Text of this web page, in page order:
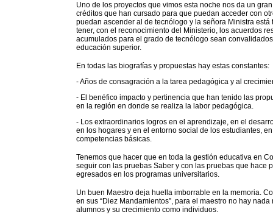
Uno de los proyectos que vimos esta noche nos da un
créditos que han cursado para que puedan acceder con
puedan ascender al de tecnólogo y la señora Ministra
tener, con el reconocimiento del Ministerio, los acuerdos
acumulados para el grado de tecnólogo sean
educación superior.
En todas las biografías y propuestas hay estas constantes:
- Años de consagración a la tarea pedagógica y al
- El benéfico impacto y pertinencia que han tenido las
en la región en donde se realiza la labor pedagógica.
- Los extraordinarios logros en el aprendizaje, en el
en los hogares y en el entorno social de los estudiantes,
competencias básicas.
Tenemos que hacer que en toda la gestión educativa en
seguir con las pruebas Saber y con las pruebas que hace
egresados en los programas universitarios.
Un buen Maestro deja huella imborrable en la memoria.
en sus “Diez Mandamientos”, para el maestro no hay
alumnos y su crecimiento como individuos.